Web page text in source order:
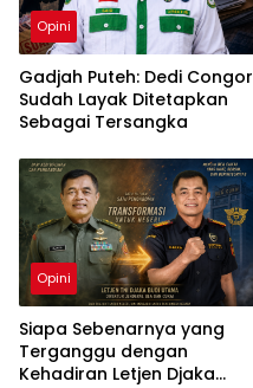
Opini
Gadjah Puteh: Dedi Congor
Sudah Layak Ditetapkan
Sebagai Tersangka
Opini
Siapa Sebenarnya yang
Terganggu dengan
Kehadiran Letjen Djaka